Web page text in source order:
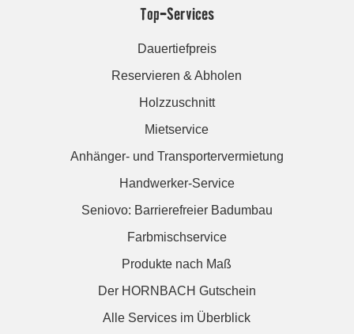
Top-Services
Dauertiefpreis
Reservieren & Abholen
Holzzuschnitt
Mietservice
Anhänger- und Transportervermietung
Handwerker-Service
Seniovo: Barrierefreier Badumbau
Farbmischservice
Produkte nach Maß
Der HORNBACH Gutschein
Alle Services im Überblick